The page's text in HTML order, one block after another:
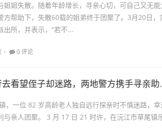
姐失散。随着年龄增长，寻亲心切，可自己又无能
方帮助下，失散60载的姐弟终于团聚了。3月20日，
所，并表示，“若不...
0 评论
看望侄子却迷路，两地警方携手寻亲助团聚
，一位 82 岁高龄老人独自远行探亲时不慎迷路，幸
亲人团聚。 3 月 17 日 21 时许，在沅江市草尾镇